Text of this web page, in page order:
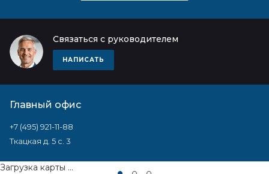
Связаться с руководителем
НАПИСАТЬ
Главный офис
+7 (495) 921-11-88
Ткацкая д. 5 с. 3
Загрузка карты ...